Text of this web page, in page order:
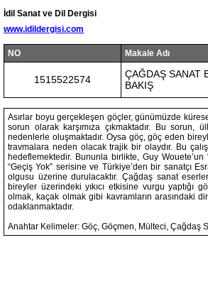
İdil Sanat ve Dil Dergisi
www.idildergisi.com
NO Makale Adı
1515522574
ÇAĞDAŞ SANAT
BAKIŞ
Asırlar boyu gerçekleşen göçler, günümüzde
sorun olarak karşımıza çıkmaktadır. Bu
nedenlerle oluşmaktadır. Oysa göç, göç eden
travmalara neden olacak trajik bir olaydır. Bu
hedeflemektedir. Bununla birlikte, Guy Wouete’un
“Geçiş Yok” serisine ve Türkiye’den bir sanatçı
olgusu üzerine durulacaktır. Çağdaş sanat
bireyler üzerindeki yıkıcı etkisine vurgu yaptığı
olmak, kaçak olmak gibi kavramların arasındaki
odaklanmaktadır.
Anahtar Kelimeler: Göç, Göçmen, Mülteci, Çağdaş